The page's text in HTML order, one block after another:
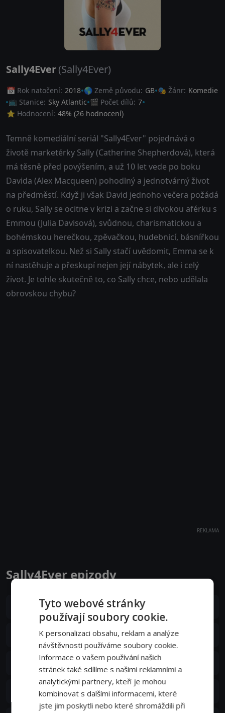
Sally4Ever(Sally4Ever)
📅 Rok natočení: 2018 🌎 Země původu: GB 🎭 Žánr: Komedie
📺 Stanice: Sky Atlantic 🎬 Počet dílů: 7
⭐ Hodnocení: 48% (26 hodnocení)
Temně komediální seriál "Sally4Ever" pojednává o
životě marketérky Sally (Catherine Shepherdová), která
má těsně před povýšením, a už 10 let vede po boku
Davida (Alex Macqueen) pohodlný a jednotvárný život
na předměstí. Když ji však David jednoho večera požádá
o ruku, Sally se ocitne v krizi a začne si divokou aférku s
Emmou (Julia Davisová), svůdnou, charismatickou a
bohémskou herečkou, zpěvačkou, hudebnicí, básnířkou
a spisovatelkou. Než si Sally stačí uvědomit, Emma se k
ní nastěhuje a přeskupí nejen její nábytek, ale i celý
život. Je tohle skutečně to, co Sally chce, nebo udělala
obrovskou chybu?
REKLAMA
Sally4Ever epizody
7. epizoda:7. epizoda
6. epizoda:6. epizoda
5. epizoda:5. epizoda
22. 11. 2018
4. epizoda:4. epizoda
15. 11. 2018
Tyto webové stránky
používají soubory cookie.
K personalizaci obsahu, reklam a analýze
návštěvnosti používáme soubory cookie.
Informace o vašem používání našich
stránek také sdílíme s našimi reklamními a
analytickými partnery, kteří je mohou
kombinovat s dalšími informacemi, které
jste jim poskytli nebo které shromáždili při